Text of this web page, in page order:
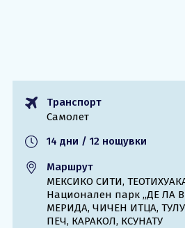
Банкова сметка
поверителност
0879 990 698
Транспорт
Самолет
14 дни / 12 нощувки
Маршрут
МЕКСИКО СИТИ,
Национален парк „ДЕ ЛА
МЕРИДА, ЧИЧЕН ИТЦА,
ПЕЧ, КАРАКОЛ, КСУНАТУ